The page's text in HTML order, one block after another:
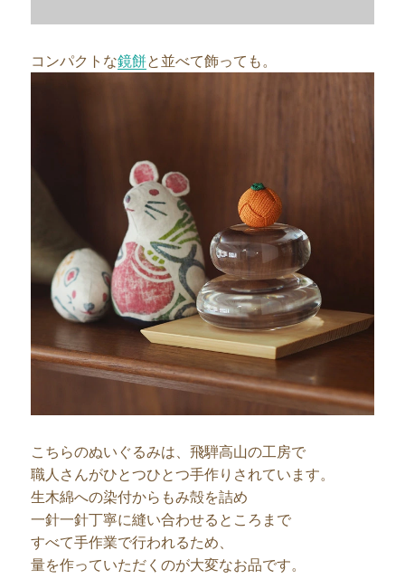
コンパクトな鏡餅と並べて飾っても。
こちらのぬいぐるみは、飛騨高山の工房で
職人さんがひとつひとつ手作りされています。
生木綿への染付からもみ殻を詰め
一針一針丁寧に縫い合わせるところまで
すべて手作業で行われるため、
量を作っていただくのが大変なお品です。